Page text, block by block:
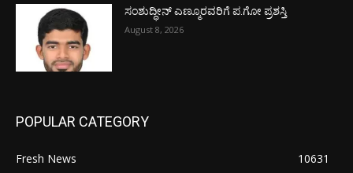
ಸಂಶುದ್ಧೀನ್ ಎಣ್ಮೂರವರಿಗೆ ಪ.ಗೋ ಪ್ರಶಸ್ತಿ
August 8, 2026
POPULAR CATEGORY
Fresh News
10631